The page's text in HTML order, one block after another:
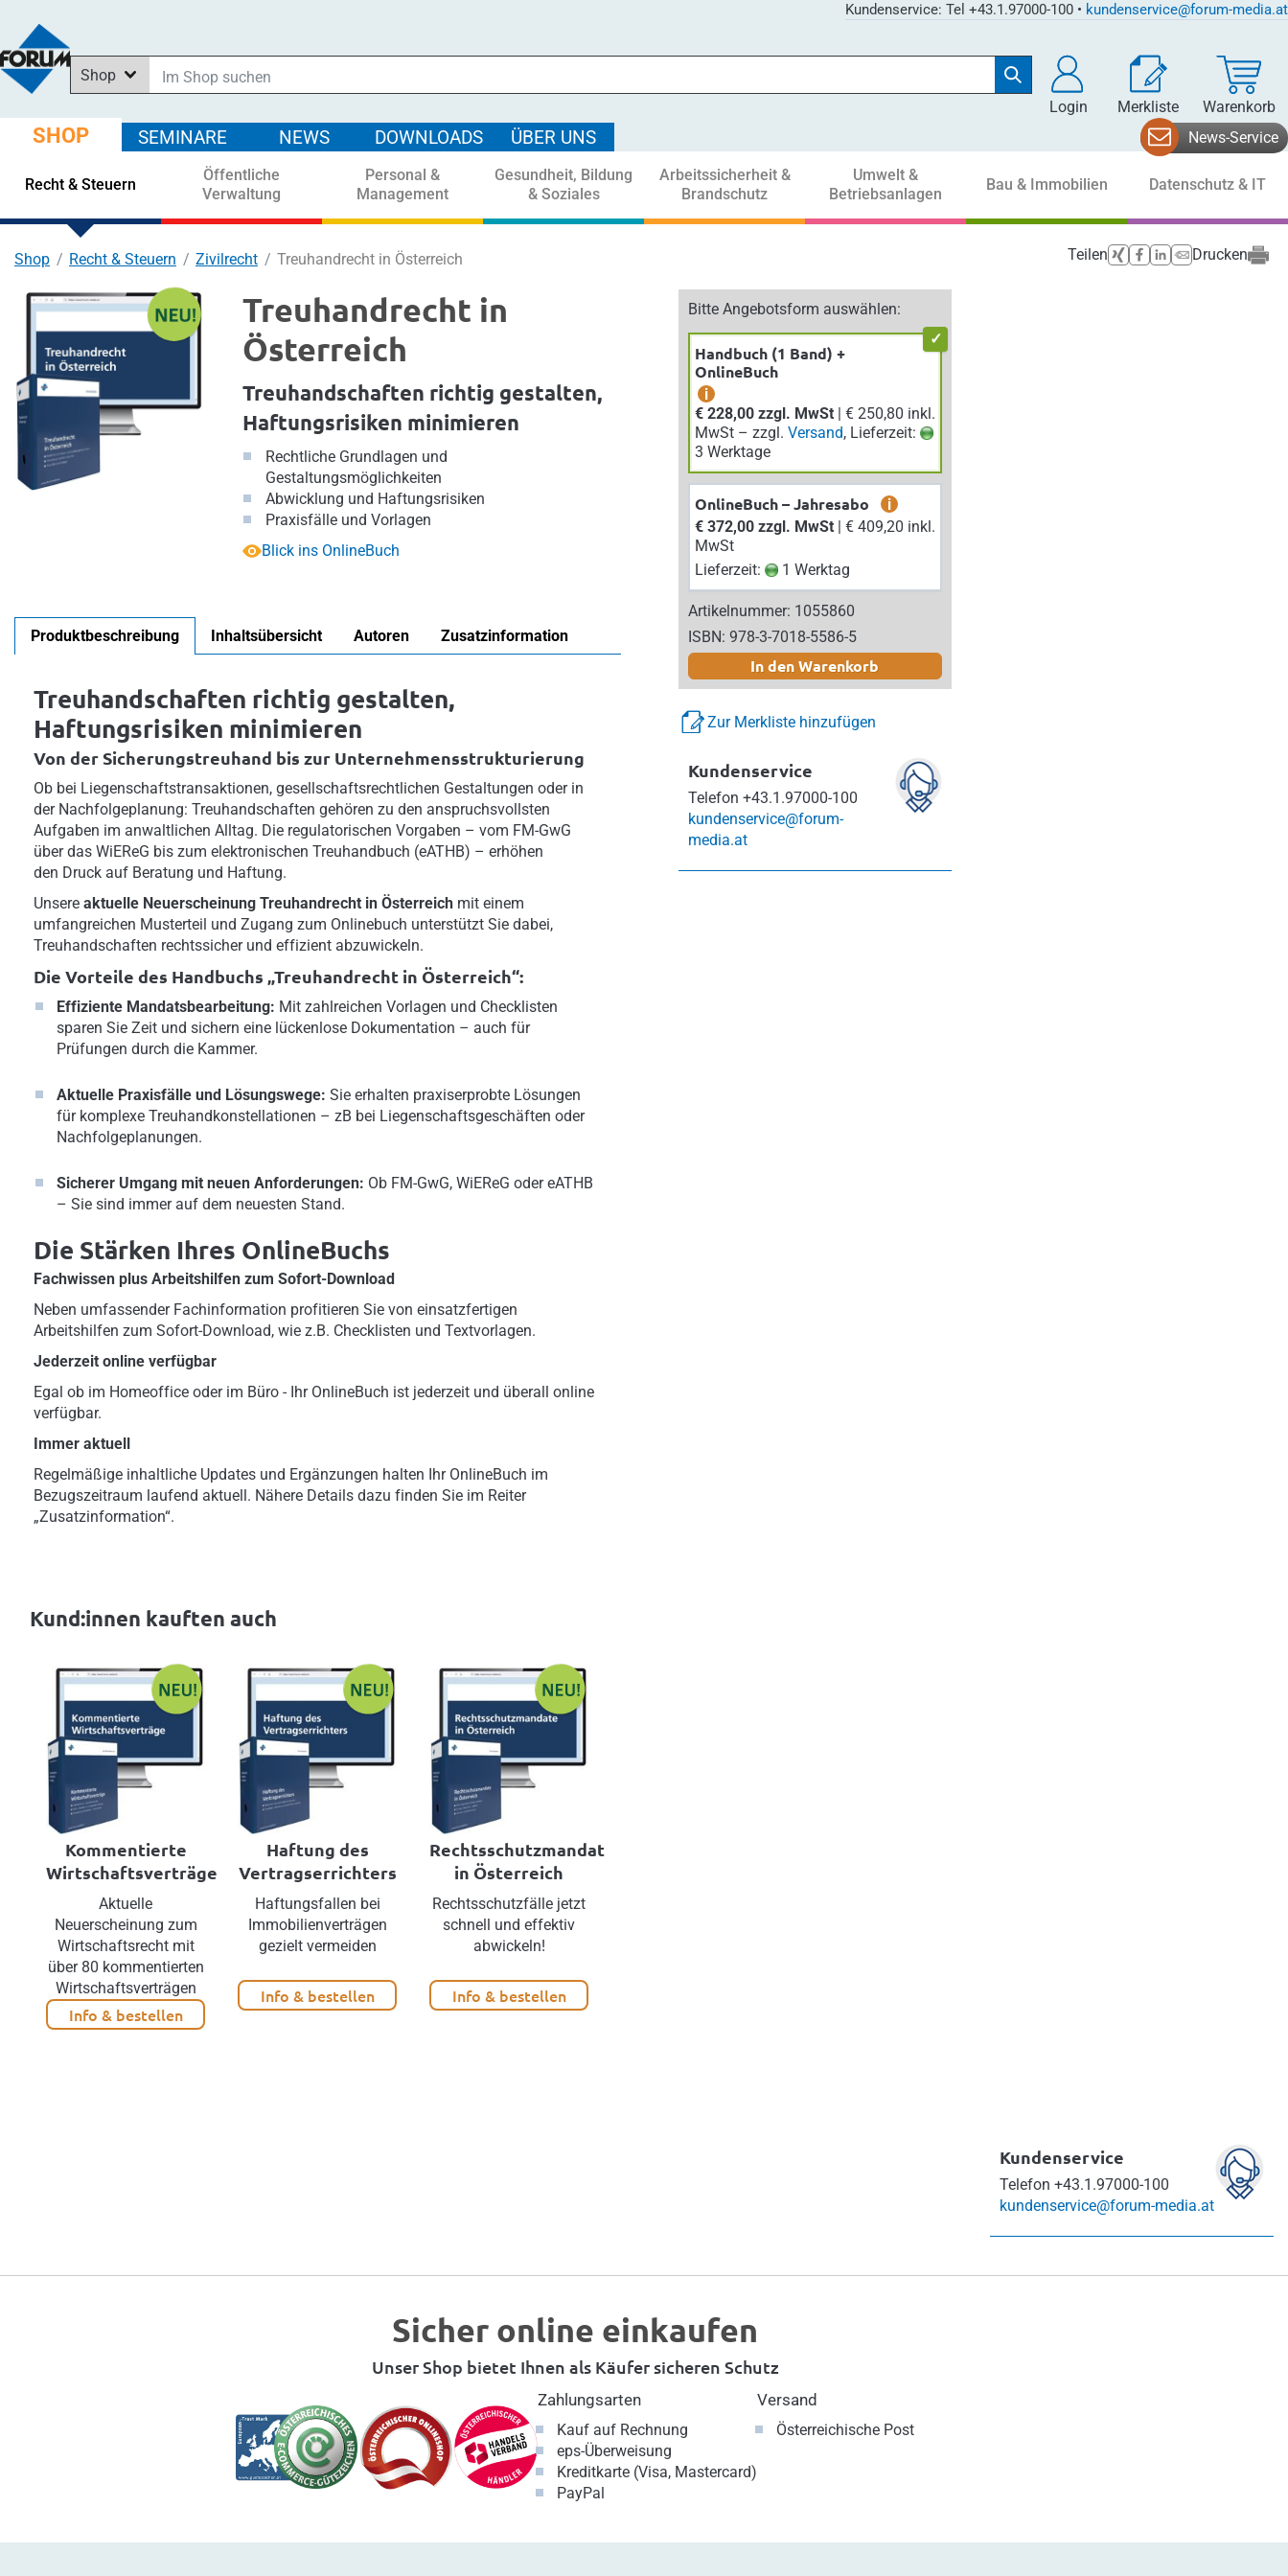
Kundenservice: Tel +43.1.97000-100 • kundenservice@forum-media.at
Shop
In News suchen
In Downloads suchen
In Seminaren suchen
Login Merkliste Warenkorb
SHOP SEMINARE NEWS DOWNLOADS ÜBER UNS News-Service
Recht & Steuern
Öffentliche
Verwaltung
Personal &
Management
Gesundheit, Bildung
& Soziales
Arbeitssicherheit &
Brandschutz
Umwelt &
Betriebsanlagen
Bau & Immobilien Datenschutz & IT
Shop Recht & Steuern Zivilrecht Treuhandrecht in Österreich
Treuhandrecht in
Österreich
Treuhandschaften richtig gestalten,
Haftungsrisiken minimieren
Rechtliche Grundlagen und
Gestaltungsmöglichkeiten
Abwicklung und Haftungsrisiken
Praxisfälle und Vorlagen
Blick ins OnlineBuch
Bitte Angebotsform auswählen:
Handbuch (1 Band) +
OnlineBuch
i
€ 228,00 zzgl. MwSt| € 250,80 inkl.
MwSt – zzgl. Versand, Lieferzeit:
3 Werktage
OnlineBuch – Jahresabo
i
€ 372,00 zzgl. MwSt| € 409,20 inkl.
MwSt
Lieferzeit:
1 Werktag
Artikelnummer: 1055860
ISBN: 978-3-7018-5586-5
In den Warenkorb
Zur Merkliste hinzufügen
Kundenservice
Telefon +43.1.97000-100
kundenservice@forum-
media.at
Produktbeschreibung Inhaltsübersicht Autoren Zusatzinformation
Treuhandschaften richtig gestalten,
Haftungsrisiken minimieren
Von der Sicherungstreuhand bis zur Unternehmensstrukturierung
Ob bei Liegenschaftstransaktionen, gesellschaftsrechtlichen Gestaltungen oder in
der Nachfolgeplanung: Treuhandschaften gehören zu den anspruchsvollsten
Aufgaben im anwaltlichen Alltag. Die regulatorischen Vorgaben – vom FM-GwG
über das WiEReG bis zum elektronischen Treuhandbuch (eATHB) – erhöhen
den Druck auf Beratung und Haftung.
Unsere aktuelle Neuerscheinung Treuhandrecht in Österreich mit einem
umfangreichen Musterteil und Zugang zum Onlinebuch unterstützt Sie dabei,
Treuhandschaften rechtssicher und effizient abzuwickeln.
Die Vorteile des Handbuchs „Treuhandrecht in Österreich“:
Effiziente Mandatsbearbeitung: Mit zahlreichen Vorlagen und Checklisten
sparen Sie Zeit und sichern eine lückenlose Dokumentation – auch für
Prüfungen durch die Kammer.
Aktuelle Praxisfälle und Lösungswege: Sie erhalten praxiserprobte Lösungen
für komplexe Treuhandkonstellationen – zB bei Liegenschaftsgeschäften oder
Nachfolgeplanungen.
Sicherer Umgang mit neuen Anforderungen: Ob FM-GwG, WiEReG oder eATHB
– Sie sind immer auf dem neuesten Stand.
Die Stärken Ihres OnlineBuchs
Fachwissen plus Arbeitshilfen zum Sofort-Download
Neben umfassender Fachinformation profitieren Sie von einsatzfertigen
Arbeitshilfen zum Sofort-Download, wie z.B. Checklisten und Textvorlagen.
Jederzeit online verfügbar
Egal ob im Homeoffice oder im Büro - Ihr OnlineBuch ist jederzeit und überall online
verfügbar.
Immer aktuell
Regelmäßige inhaltliche Updates und Ergänzungen halten Ihr OnlineBuch im
Bezugszeitraum laufend aktuell. Nähere Details dazu finden Sie im Reiter
„Zusatzinformation“.
Kund:innen kauften auch
Kommentierte
Wirtschaftsverträge
Aktuelle
Neuerscheinung zum
Wirtschaftsrecht mit
über 80 kommentierten
Wirtschaftsverträgen
Info & bestellen
Haftung des
Vertragserrichters
Haftungsfallen bei
Immobilienverträgen
gezielt vermeiden
Info & bestellen
Rechtsschutzmandate
in Österreich
Rechtsschutzfälle jetzt
schnell und effektiv
abwickeln!
Info & bestellen
Teilen Drucken
Kundenservice
Telefon +43.1.97000-100
kundenservice@forum-media.at
Sicher online einkaufen
Unser Shop bietet Ihnen als Käufer sicheren Schutz
Zahlungsarten
Kauf auf Rechnung
eps-Überweisung
Kreditkarte (Visa, Mastercard)
PayPal
Versand
Österreichische Post